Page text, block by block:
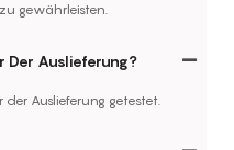
gewährleisten.
Der Auslieferung?
Auslieferung getestet.